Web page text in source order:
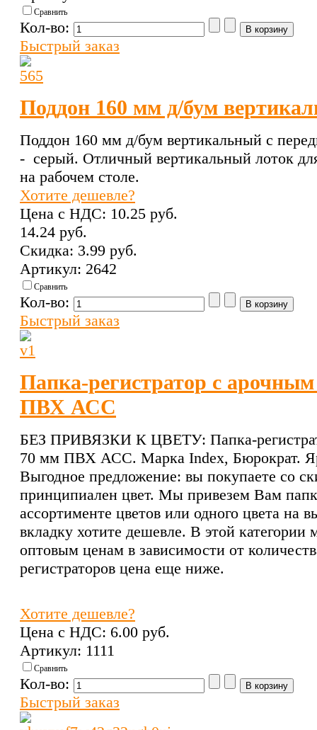
Сравнить
Кол-во:
Быстрый заказ
Поддон 160 мм д/бум
Поддон 160 мм д/бум вертикальный с
- серый. Отличный вертикальный лоток
на рабочем столе.
Хотите дешевле?
Цена с НДС: 10.25 pуб.
14.24 pуб.
Скидка: 3.99 pуб.
Артикул: 2642
Сравнить
Кол-во:
Быстрый заказ
Папка-регистратор с
ПВХ АСС
БЕЗ ПРИВЯЗКИ К ЦВЕТУ: Папка-
70 мм ПВХ АСС. Марка Index, Бюрократ.
Выгодное предложение: вы покупаете со
принципиален цвет. Мы привезем Вам
ассортименте цветов или одного цвета на
вкладку хотите дешевле. В этой
оптовым ценам в зависимости от
регистраторов цена еще ниже.
Хотите дешевле?
Цена с НДС: 6.00 pуб.
Артикул: 1111
Сравнить
Кол-во:
Быстрый заказ